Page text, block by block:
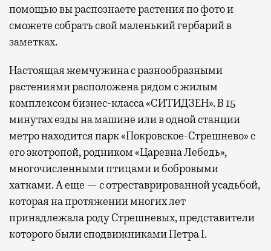
помощью вы распознаете растения по фото и
сможете собрать свой маленький гербарий в
заметках.
Настоящая жемчужина с разнообразными
растениями расположена рядом с жилым
комплексом бизнес-класса «СИТИДЗЕН». В 15
минутах езды на машине или в одной станции
метро находится парк «Покровское-Стрешнево» с
его экотропой, родником «Царевна Лебедь»,
многочисленными птицами и бобровыми
хатками. А еще — с отреставрированной усадьбой,
которая на протяжении многих лет
принадлежала роду Стрешневых, представители
которого были сподвижниками Петра I.